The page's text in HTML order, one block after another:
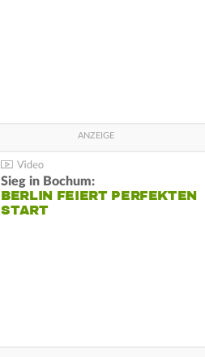
Sieg in Bochum:
BERLIN FEIERT PERFEKTEN
START